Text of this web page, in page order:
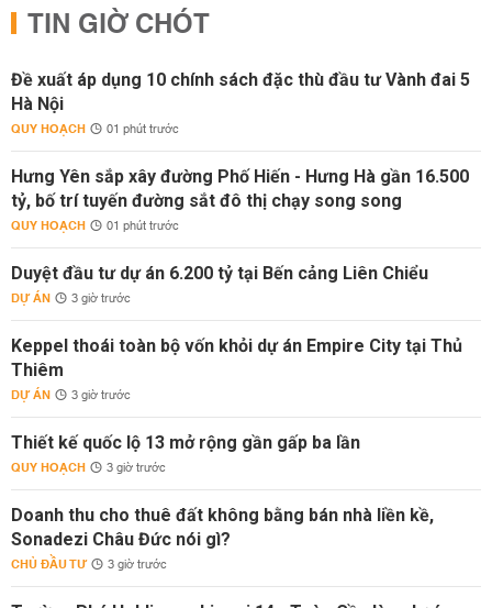
TIN GIỜ CHÓT
Đề xuất áp dụng 10 chính sách đặc thù đầu tư Vành đai 5
Hà Nội
QUY HOẠCH 01 phút trước
Hưng Yên sắp xây đường Phố Hiến - Hưng Hà gần 16.500
tỷ, bố trí tuyến đường sắt đô thị chạy song song
QUY HOẠCH 01 phút trước
Duyệt đầu tư dự án 6.200 tỷ tại Bến cảng Liên Chiểu
DỰ ÁN 3 giờ trước
Keppel thoái toàn bộ vốn khỏi dự án Empire City tại Thủ
Thiêm
DỰ ÁN 3 giờ trước
Thiết kế quốc lộ 13 mở rộng gần gấp ba lần
QUY HOẠCH 3 giờ trước
Doanh thu cho thuê đất không bằng bán nhà liền kề,
Sonadezi Châu Đức nói gì?
CHỦ ĐẦU TƯ 3 giờ trước